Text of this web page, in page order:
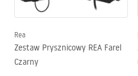
Rea
Zestaw Prysznicowy REA Farel
Czarny